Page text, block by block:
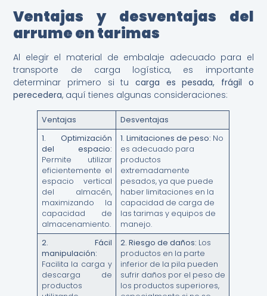
Ventajas y desventajas del
arrume en tarimas
Al elegir el material de embalaje adecuado para el
transporte de carga logística, es importante
determinar primero si tu carga es pesada, frágil o
perecedera, aquí tienes algunas consideraciones:
Ventajas
Desventajas
1.
Optimización
del espacio:
Permite utilizar
eficientemente el
espacio vertical
del almacén,
maximizando la
capacidad de
almacenamiento.
1. Limitaciones de peso: No
es adecuado para
productos
extremadamente
pesados, ya que puede
haber limitaciones en la
capacidad de carga de
las tarimas y equipos de
manejo.
2.
Fácil
manipulación:
Facilita la carga y
descarga de
productos
2. Riesgo de daños: Los
productos en la parte
inferior de la pila pueden
sufrir daños por el peso de
los productos superiores,